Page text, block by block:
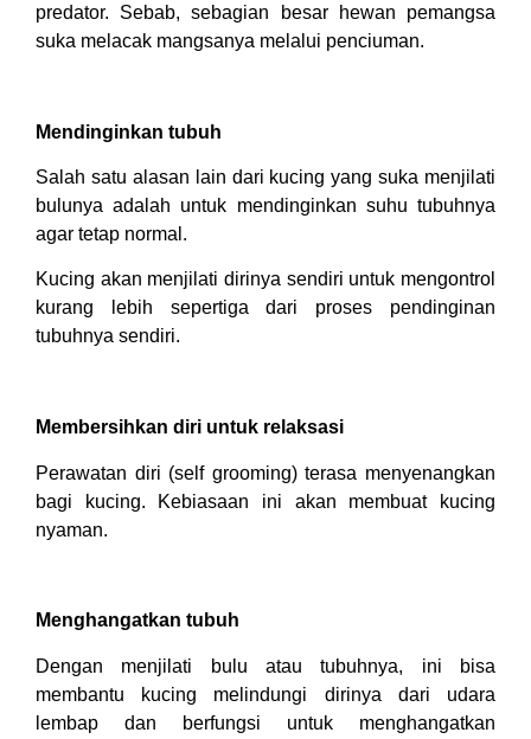
predator. Sebab, sebagian besar hewan pemangsa
suka melacak mangsanya melalui penciuman.
Mendinginkan tubuh
Salah satu alasan lain dari kucing yang suka menjilati
bulunya adalah untuk mendinginkan suhu tubuhnya
agar tetap normal.
Kucing akan menjilati dirinya sendiri untuk mengontrol
kurang lebih sepertiga dari proses pendinginan
tubuhnya sendiri.
Membersihkan diri untuk relaksasi
Perawatan diri (self grooming) terasa menyenangkan
bagi kucing. Kebiasaan ini akan membuat kucing
nyaman.
Menghangatkan tubuh
Dengan menjilati bulu atau tubuhnya, ini bisa
membantu kucing melindungi dirinya dari udara
lembap dan berfungsi untuk menghangatkan